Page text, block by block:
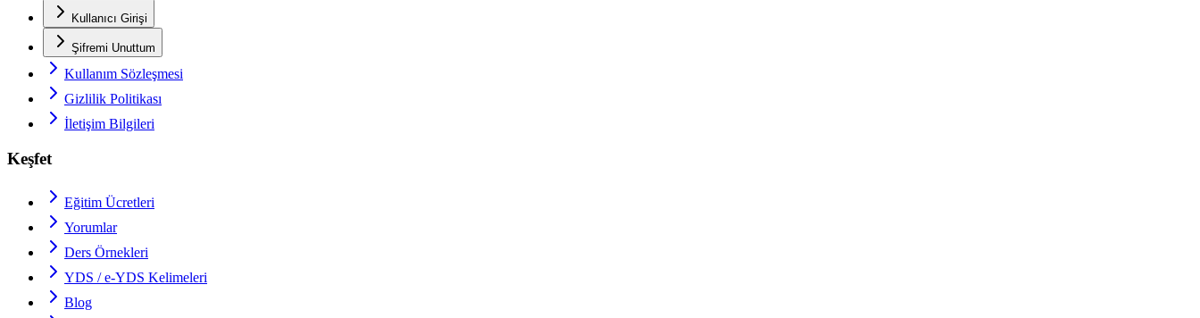
Kullanıcı Girişi
Şifremi Unuttum
Kullanım Sözleşmesi
Gizlilik Politikası
İletişim Bilgileri
Keşfet
Eğitim Ücretleri
Yorumlar
Ders Örnekleri
YDS / e-YDS Kelimeleri
Blog